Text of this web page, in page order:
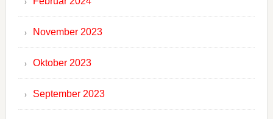
November 2023
Oktober 2023
September 2023